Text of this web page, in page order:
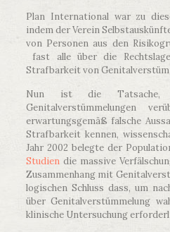
Plan International war zu
indem der Verein
von Personen aus den
fast alle über die
Strafbarkeit von
Nun ist die Tatsache,
Genitalverstümmelungen
erwartungsgemäß falsche
Strafbarkeit kennen,
Jahr 2002 belegte der
Studiendie massive
Zusammenhang mit
logischen Schluss dass, um
über Genitalverstümmelung
klinische Untersuchung